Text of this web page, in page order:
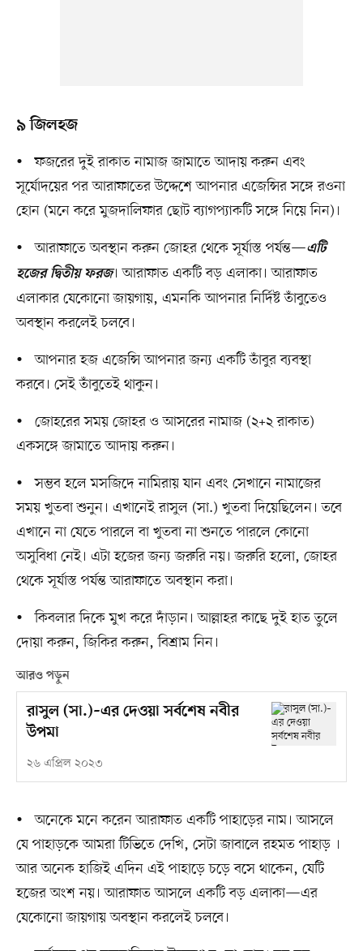
৯ জিলহজ
• ফজরের দুই রাকাত নামাজ জামাতে আদায় করুন এবং
সূর্যোদয়ের পর আরাফাতের উদ্দেশে আপনার এজেন্সির সঙ্গে রওনা
হোন (মনে করে মুজদালিফার ছোট ব্যাগপ্যাকটি সঙ্গে নিয়ে নিন)।
• আরাফাতে অবস্থান করুন জোহর থেকে সূর্যাস্ত পর্যন্ত—এটি
হজের দ্বিতীয় ফরজ। আরাফাত একটি বড় এলাকা। আরাফাত
এলাকার যেকোনো জায়গায়, এমনকি আপনার নির্দিষ্ট তাঁবুতেও
অবস্থান করলেই চলবে।
• আপনার হজ এজেন্সি আপনার জন্য একটি তাঁবুর ব্যবস্থা
করবে। সেই তাঁবুতেই থাকুন।
• জোহরের সময় জোহর ও আসরের নামাজ (২+২ রাকাত)
একসঙ্গে জামাতে আদায় করুন।
• সম্ভব হলে মসজিদে নামিরায় যান এবং সেখানে নামাজের
সময় খুতবা শুনুন। এখানেই রাসুল (সা.) খুতবা দিয়েছিলেন। তবে
এখানে না যেতে পারলে বা খুতবা না শুনতে পারলে কোনো
অসুবিধা নেই। এটা হজের জন্য জরুরি নয়। জরুরি হলো, জোহর
থেকে সূর্যাস্ত পর্যন্ত আরাফাতে অবস্থান করা।
• কিবলার দিকে মুখ করে দাঁড়ান। আল্লাহর কাছে দুই হাত তুলে
দোয়া করুন, জিকির করুন, বিশ্রাম নিন।
আরও পড়ুন
রাসুল (সা.)–এর দেওয়া সর্বশেষ নবীর
উপমা
২৬ এপ্রিল ২০২৩
• অনেকে মনে করেন আরাফাত একটি পাহাড়ের নাম। আসলে
যে পাহাড়কে আমরা টিভিতে দেখি, সেটা জাবালে রহমত পাহাড় ।
আর অনেক হাজিই এদিন এই পাহাড়ে চড়ে বসে থাকেন, যেটি
হজের অংশ নয়। আরাফাত আসলে একটি বড় এলাকা—এর
যেকোনো জায়গায় অবস্থান করলেই চলবে।